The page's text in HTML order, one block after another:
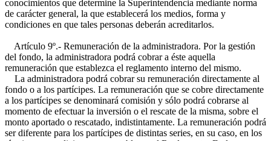
conocimientos que determine la Superintendencia mediante norma
de carácter general, la que establecerá los medios, forma y
condiciones en que tales personas deberán acreditarlos.
Artículo 9º.- Remuneración de la administradora. Por la gestión
del fondo, la administradora podrá cobrar a éste aquella
remuneración que establezca el reglamento interno del mismo.
La administradora podrá cobrar su remuneración directamente al
fondo o a los partícipes. La remuneración que se cobre directamente
a los partícipes se denominará comisión y sólo podrá cobrarse al
momento de efectuar la inversión o el rescate de la misma, sobre el
monto aportado o rescatado, indistintamente. La remuneración podrá
ser diferente para los partícipes de distintas series, en su caso, en los